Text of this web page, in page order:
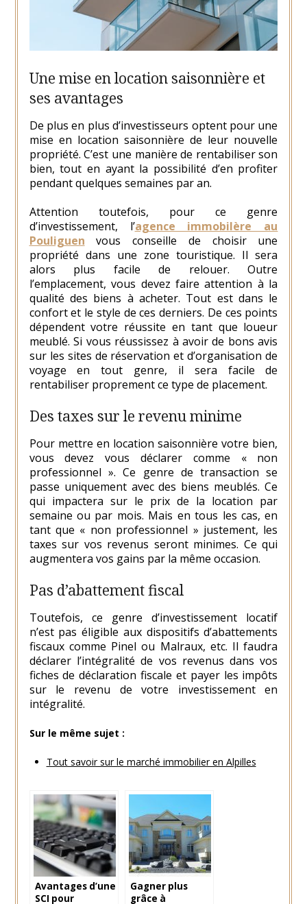
Une mise en location saisonnière et
ses avantages
De plus en plus d’investisseurs optent pour une
mise en location saisonnière de leur nouvelle
propriété. C’est une manière de rentabiliser son
bien, tout en ayant la possibilité d’en profiter
pendant quelques semaines par an.
Attention toutefois, pour ce genre
d’investissement, l’agence immobilère au
Pouliguen vous conseille de choisir une
propriété dans une zone touristique. Il sera
alors plus facile de relouer. Outre
l’emplacement, vous devez faire attention à la
qualité des biens à acheter. Tout est dans le
confort et le style de ces derniers. De ces points
dépendent votre réussite en tant que loueur
meublé. Si vous réussissez à avoir de bons avis
sur les sites de réservation et d’organisation de
voyage en tout genre, il sera facile de
rentabiliser proprement ce type de placement.
Des taxes sur le revenu minime
Pour mettre en location saisonnière votre bien,
vous devez vous déclarer comme « non
professionnel ». Ce genre de transaction se
passe uniquement avec des biens meublés. Ce
qui impactera sur le prix de la location par
semaine ou par mois. Mais en tous les cas, en
tant que « non professionnel » justement, les
taxes sur vos revenus seront minimes. Ce qui
augmentera vos gains par la même occasion.
Pas d’abattement fiscal
Toutefois, ce genre d’investissement locatif
n’est pas éligible aux dispositifs d’abattements
fiscaux comme Pinel ou Malraux, etc. Il faudra
déclarer l’intégralité de vos revenus dans vos
fiches de déclaration fiscale et payer les impôts
sur le revenu de votre investissement en
intégralité.
Sur le même sujet :
Tout savoir sur le marché immobilier en Alpilles
Avantages d’une
SCI pour
Gagner plus
grâce à